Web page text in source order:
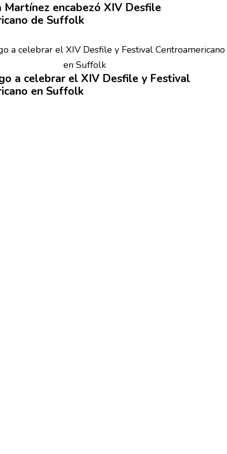
Martínez encabezó XIV Desfile
de Suffolk
a celebrar el XIV Desfile y Festival
en Suffolk